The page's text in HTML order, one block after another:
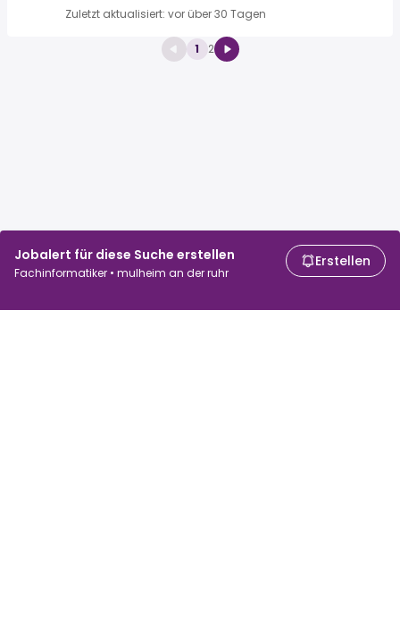
Jobalert für diese Suche erstellen
Fachinformatiker • mulheim an der ruhr
Erstellen
Zuletzt aktualisiert: vor über 30 Tagen
1 2